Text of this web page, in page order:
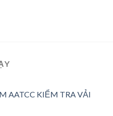
AATCC KIỂM TRA VẢI